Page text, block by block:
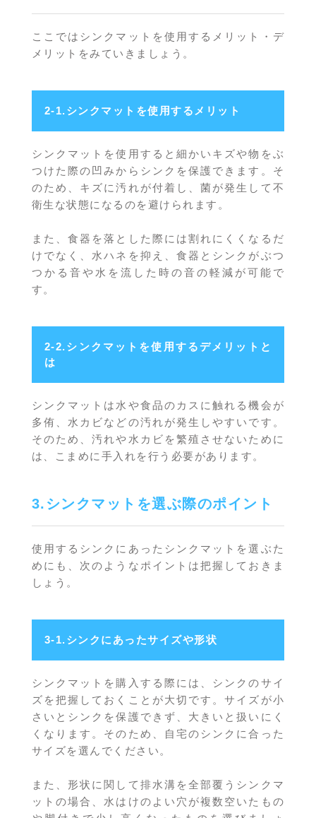
ここではシンクマットを使用するメリット・デ
メリットをみていきましょう。
2-1.シンクマットを使用するメリット
シンクマットを使用すると細かいキズや物をぶ
つけた際の凹みからシンクを保護できます。そ
のため、キズに汚れが付着し、菌が発生して不
衛生な状態になるのを避けられます。
また、食器を落とした際には割れにくくなるだ
けでなく、水ハネを抑え、食器とシンクがぶつ
つかる音や水を流した時の音の軽減が可能で
す。
2-2.シンクマットを使用するデメリットと
は
シンクマットは水や食品のカスに触れる機会が
多侑、水カビなどの汚れが発生しやすいです。
そのため、汚れや水カビを繁殖させないために
は、こまめに手入れを行う必要があります。
3.シンクマットを選ぶ際のポイント
使用するシンクにあったシンクマットを選ぶた
めにも、次のようなポイントは把握しておきま
しょう。
3-1.シンクにあったサイズや形状
シンクマットを購入する際には、シンクのサイ
ズを把握しておくことが大切です。サイズが小
さいとシンクを保護できず、大きいと扱いにく
くなります。そのため、自宅のシンクに合った
サイズを選んでください。
また、形状に関して排水溝を全部覆うシンクマ
ットの場合、水はけのよい穴が複数空いたもの